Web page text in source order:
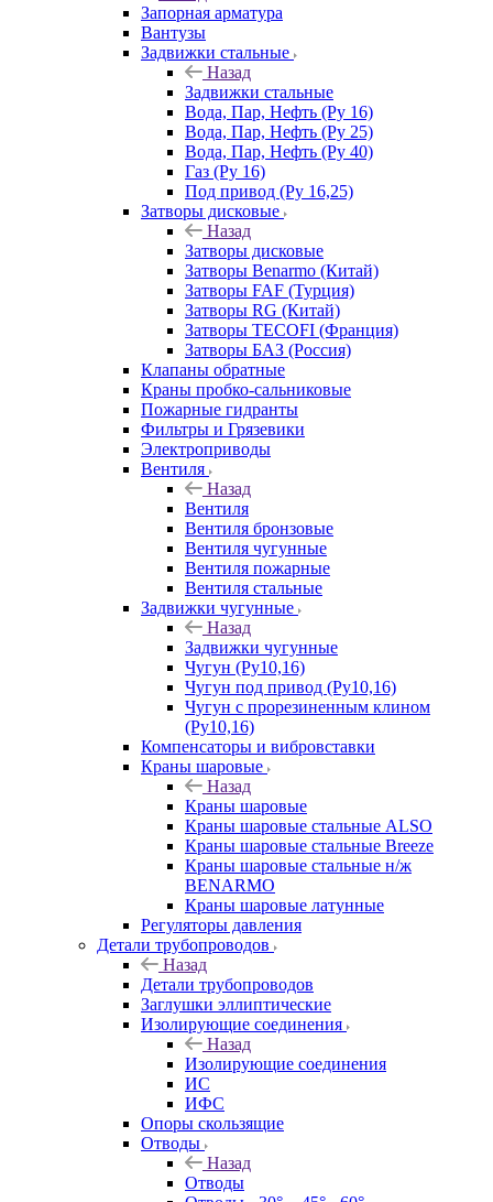
Запорная арматура
Вантузы
Задвижки стальные
Назад
Задвижки стальные
Вода, Пар, Нефть (Ру 16)
Вода, Пар, Нефть (Ру 25)
Вода, Пар, Нефть (Ру 40)
Газ (Ру 16)
Под привод (Ру 16,25)
Затворы дисковые
Назад
Затворы дисковые
Затворы Benarmo (Китай)
Затворы FAF (Турция)
Затворы RG (Китай)
Затворы TECOFI (Франция)
Затворы БАЗ (Россия)
Клапаны обратные
Краны пробко-сальниковые
Пожарные гидранты
Фильтры и Грязевики
Электроприводы
Вентиля
Назад
Вентиля
Вентиля бронзовые
Вентиля чугунные
Вентиля пожарные
Вентиля стальные
Задвижки чугунные
Назад
Задвижки чугунные
Чугун (Ру10,16)
Чугун под привод (Ру10,16)
Чугун с прорезиненным клином
(Ру10,16)
Компенсаторы и вибровставки
Краны шаровые
Назад
Краны шаровые
Краны шаровые стальные ALSO
Краны шаровые стальные Breeze
Краны шаровые стальные н/ж
BENARMO
Краны шаровые латунные
Регуляторы давления
Детали трубопроводов
Назад
Детали трубопроводов
Заглушки эллиптические
Изолирующие соединения
Назад
Изолирующие соединения
ИС
ИФС
Опоры скользящие
Отводы
Назад
Отводы